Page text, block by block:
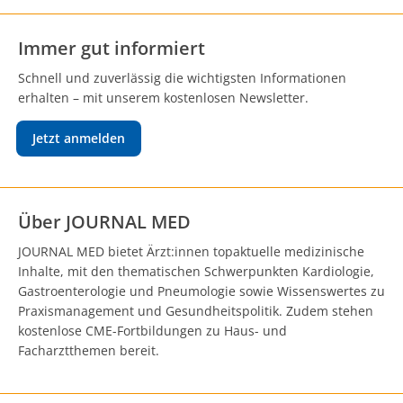
Immer gut informiert
Schnell und zuverlässig die wichtigsten Informationen
erhalten – mit unserem kostenlosen Newsletter.
Jetzt anmelden
Über JOURNAL MED
JOURNAL MED bietet Ärzt:innen topaktuelle medizinische
Inhalte, mit den thematischen Schwerpunkten Kardiologie,
Gastroenterologie und Pneumologie sowie Wissenswertes zu
Praxismanagement und Gesundheitspolitik. Zudem stehen
kostenlose CME-Fortbildungen zu Haus- und
Facharztthemen bereit.